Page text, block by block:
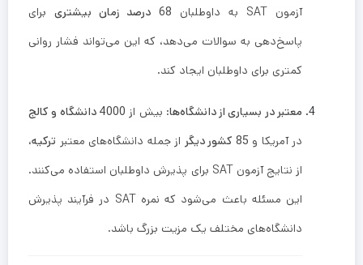
آزمون SAT به داوطلبان
68 درصد زمان بیشتری
برای
پاسخ‌دهی به سوالات می‌دهد، که این می‌تواند فشار روانی
کمتری برای داوطلبان ایجاد کند.
معتبر در بسیاری از دانشگاه‌ها: بیش از 4000 دانشگاه و کالج
در آمریکا و 85 کشور دیگر از جمله دانشگاه‌های معتبر ترکیه،
از نتایج آزمون SAT برای پذیرش داوطلبان استفاده می‌کنند.
این مسئله باعث می‌شود که نمره SAT در فرآیند پذیرش
دانشگاه‌های مختلف یک مزیت بزرگ باشد.